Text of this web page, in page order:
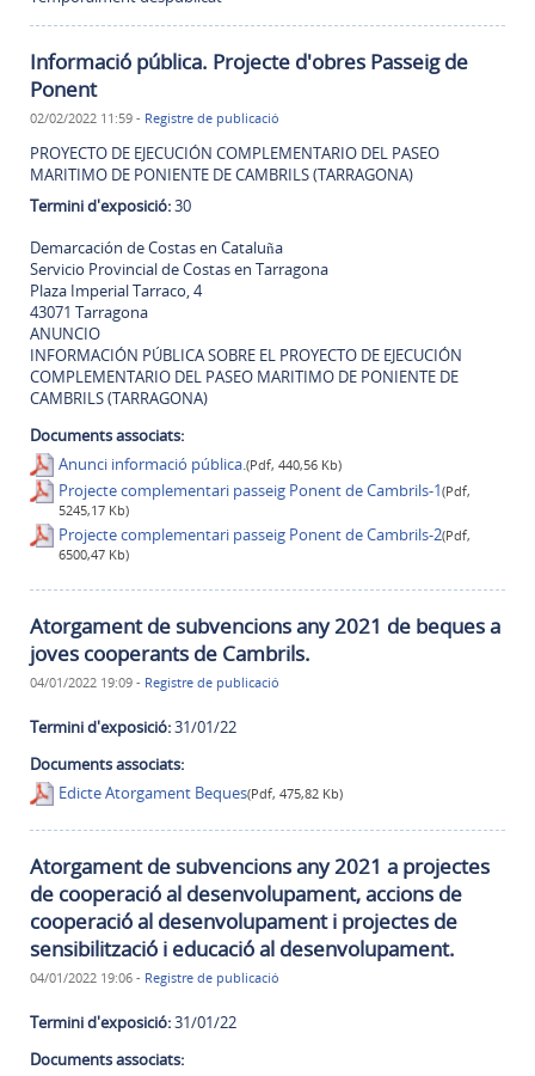
Informació pública. Projecte d'obres Passeig de
Ponent
02/02/2022 11:59 - Registre de publicació
PROYECTO DE EJECUCIÓN COMPLEMENTARIO DEL PASEO
MARITIMO DE PONIENTE DE CAMBRILS (TARRAGONA)
Termini d'exposició:30
Demarcación de Costas en Cataluña
Servicio Provincial de Costas en Tarragona
Plaza Imperial Tarraco, 4
43071 Tarragona
ANUNCIO
INFORMACIÓN PÚBLICA SOBRE EL PROYECTO DE EJECUCIÓN
COMPLEMENTARIO DEL PASEO MARITIMO DE PONIENTE DE
CAMBRILS (TARRAGONA)
Documents associats:
Anunci informació pública.(Pdf, 440,56 Kb)
Projecte complementari passeig Ponent de Cambrils-1(Pdf,
5245,17 Kb)
Projecte complementari passeig Ponent de Cambrils-2(Pdf,
6500,47 Kb)
Atorgament de subvencions any 2021 de beques a
joves cooperants de Cambrils.
04/01/2022 19:09 - Registre de publicació
Termini d'exposició:31/01/22
Documents associats:
Edicte Atorgament Beques(Pdf, 475,82 Kb)
Atorgament de subvencions any 2021 a projectes
de cooperació al desenvolupament, accions de
cooperació al desenvolupament i projectes de
sensibilització i educació al desenvolupament.
04/01/2022 19:06 - Registre de publicació
Termini d'exposició:31/01/22
Documents associats: